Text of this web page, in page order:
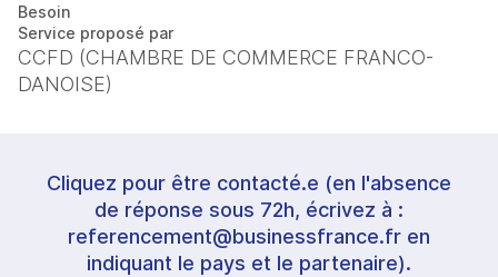
Besoin
Service proposé par
CCFD (CHAMBRE DE COMMERCE FRANCO-
DANOISE)
Cliquez pour être contacté.e (en l'absence
de réponse sous 72h, écrivez à :
referencement@businessfrance.fr en
indiquant le pays et le partenaire).